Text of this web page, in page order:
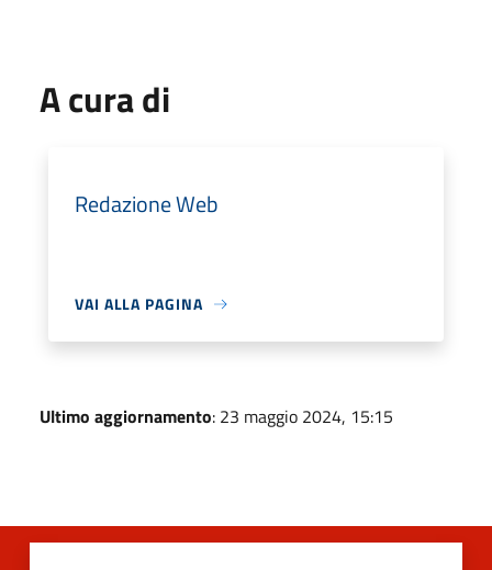
A cura di
Redazione Web
VAI ALLA PAGINA
Ultimo aggiornamento: 23 maggio 2024, 15:15